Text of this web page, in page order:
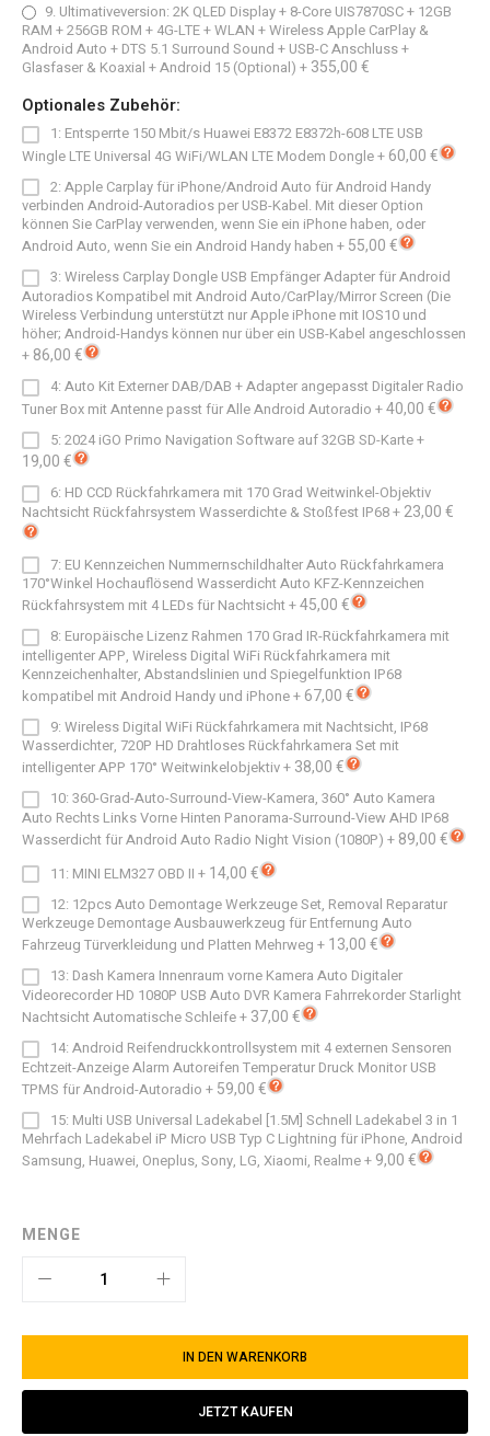
9. Ultimativeversion: 2K QLED Display + 8-Core UIS7870SC + 12GB
RAM + 256GB ROM + 4G-LTE + WLAN + Wireless Apple CarPlay &
Android Auto + DTS 5.1 Surround Sound + USB-C Anschluss +
Glasfaser & Koaxial + Android 15 (Optional) + 355,00 €
Optionales Zubehör:
1: Entsperrte 150 Mbit/s Huawei E8372 E8372h-608 LTE USB
Wingle LTE Universal 4G WiFi/WLAN LTE Modem Dongle+60,00 €
2: Apple Carplay für iPhone/Android Auto für Android Handy
verbinden Android-Autoradios per USB-Kabel. Mit dieser Option
können Sie CarPlay verwenden, wenn Sie ein iPhone haben, oder
Android Auto, wenn Sie ein Android Handy haben + 55,00 €
3: Wireless Carplay Dongle USB Empfänger Adapter für Android
Autoradios Kompatibel mit Android Auto/CarPlay/Mirror Screen (Die
Wireless Verbindung unterstützt nur Apple iPhone mit IOS10 und
höher; Android-Handys können nur über ein USB-Kabel angeschlossen
+ 86,00 €
4: Auto Kit Externer DAB/DAB + Adapter angepasst Digitaler Radio
Tuner Box mit Antenne passt für Alle Android Autoradio +40,00 €
5: 2024 iGO Primo Navigation Software auf 32GB SD-Karte+
19,00 €
6: HD CCD Rückfahrkamera mit 170 Grad Weitwinkel-Objektiv
Nachtsicht Rückfahrsystem Wasserdichte & Stoßfest IP68+23,00 €
7: EU Kennzeichen Nummernschildhalter Auto Rückfahrkamera
170°Winkel Hochauflösend Wasserdicht Auto KFZ-Kennzeichen
Rückfahrsystem mit 4 LEDs für Nachtsicht+45,00 €
8: Europäische Lizenz Rahmen 170 Grad IR-Rückfahrkamera mit
intelligenter APP, Wireless Digital WiFi Rückfahrkamera mit
Kennzeichenhalter, Abstandslinien und Spiegelfunktion IP68
kompatibel mit Android Handy und iPhone+67,00 €
9: Wireless Digital WiFi Rückfahrkamera mit Nachtsicht, IP68
Wasserdichter, 720P HD Drahtloses Rückfahrkamera Set mit
intelligenter APP 170° Weitwinkelobjektiv+ 38,00 €
10: 360-Grad-Auto-Surround-View-Kamera, 360° Auto Kamera
Auto Rechts Links Vorne Hinten Panorama-Surround-View AHD IP68
Wasserdicht für Android Auto Radio Night Vision (1080P) + 89,00 €
11: MINI ELM327 OBD II + 14,00 €
12: 12pcs Auto Demontage Werkzeuge Set, Removal Reparatur
Werkzeuge Demontage Ausbauwerkzeug für Entfernung Auto
Fahrzeug Türverkleidung und Platten Mehrweg + 13,00 €
13: Dash Kamera Innenraum vorne Kamera Auto Digitaler
Videorecorder HD 1080P USB Auto DVR Kamera Fahrrekorder Starlight
Nachtsicht Automatische Schleife+ 37,00 €
14: Android Reifendruckkontrollsystem mit 4 externen Sensoren
Echtzeit-Anzeige Alarm Autoreifen Temperatur Druck Monitor USB
TPMS für Android-Autoradio + 59,00 €
15: Multi USB Universal Ladekabel [1.5M] Schnell Ladekabel 3 in 1
Mehrfach Ladekabel iP Micro USB Typ C Lightning für iPhone, Android
Samsung, Huawei, Oneplus, Sony, LG, Xiaomi, Realme+ 9,00 €
MENGE
IN DEN WARENKORB
JETZT KAUFEN